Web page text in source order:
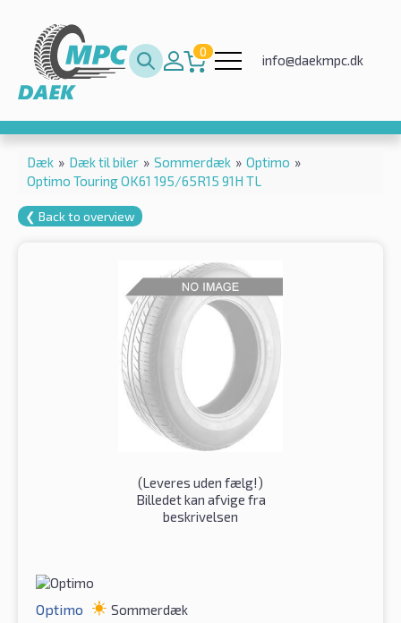
0
info@daekmpc.dk
Dæk » Dæk til biler » Sommerdæk » Optimo »
Optimo Touring OK61 195/65R15 91H TL
❮ Back to overview
(Leveres uden fælg!)
Billedet kan afvige fra
beskrivelsen
Optimo Sommerdæk